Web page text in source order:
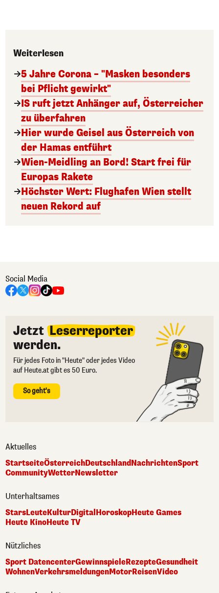
Weiterlesen
5 Jahre Corona – "Masken besonders
bei Pflicht gewirkt"
IS ruft jetzt Anhänger auf, Österreicher
zu überfahren
Hier wurde Geisel aus Österreich von
der Hamas entführt
Wien-Meidling an Bord! Start frei für
Europas Rakete
Höchster Wert: Flughafen Wien stellt
neuen Rekord auf
Social Media
Jetzt Leserreporter
werden.
Für jedes Foto in "Heute" oder jedes Video
auf Heute.at gibt es 50 Euro.
So geht's
Aktuelles
StartseiteÖsterreichDeutschlandNachrichtenSport
CommunityWetterNewsletter
Unterhaltsames
StarsLeuteKulturDigital HoroskopHeute Games
Heute KinoHeute TV
Nützliches
Sport DatencenterGewinnspieleRezepteGesundheit
WohnenVerkehrsmeldungenMotorReisenVideo